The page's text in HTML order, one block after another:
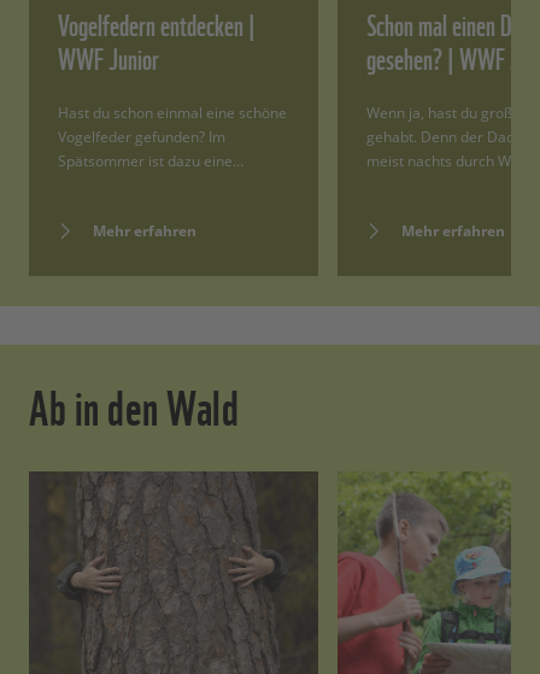
Vogelfedern entdecken |
WWF Junior
Hast du schon einmal eine schöne
Vogelfeder gefunden? Im
Spätsommer ist dazu eine…
Mehr erfahren
Schon mal einen
gesehen? | WWF
Wenn ja, hast du großes
gehabt. Denn der Dachs
meist nachts durch Wald
Mehr erfahren
Ab in den Wald